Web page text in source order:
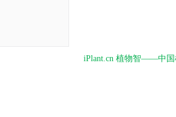
iPlant.cn 植物智——中国